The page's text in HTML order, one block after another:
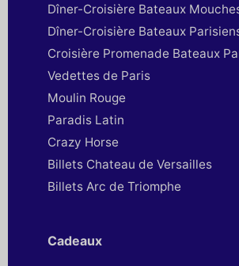
Dîner-Croisière Bateaux
Dîner-Croisière Bateaux
Croisière Promenade Bateaux
Vedettes de Paris
Moulin Rouge
Paradis Latin
Crazy Horse
Billets Chateau de Versailles
Billets Arc de Triomphe
Cadeaux